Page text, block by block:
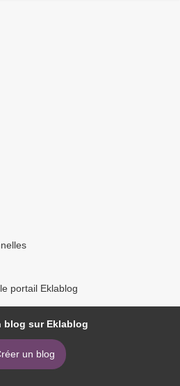
portail Eklablog
blog sur Eklablog
un blog